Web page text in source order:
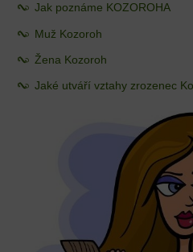
Jak poznáme KOZOROHA
Muž Kozoroh
Žena Kozoroh
Jaké utváří vztahy zrozenec